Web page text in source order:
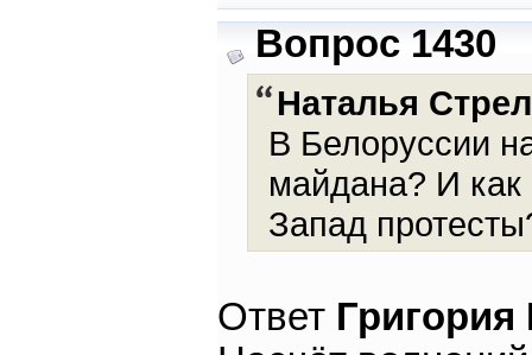
Вопрос 1430
Наталья
В Белоруссии
майдана? И
Запад
Ответ